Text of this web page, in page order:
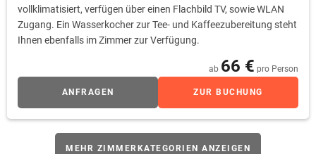
vollklimatisiert, verfügen über einen Flachbild TV, sowie WLAN
Zugang. Ein Wasserkocher zur Tee- und Kaffeezubereitung steht
Ihnen ebenfalls im Zimmer zur Verfügung.
ab 66 € pro Person
ANFRAGEN ZUR BUCHUNG
MEHR ZIMMERKATEGORIEN ANZEIGEN